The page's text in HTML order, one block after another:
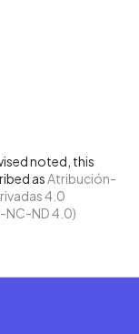
noted, this
asAtribución-
4.0
NC-ND 4.0)